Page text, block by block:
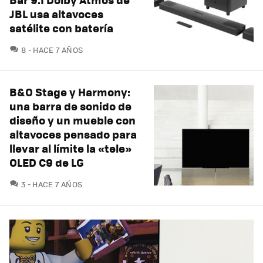
JBL usa altavoces
satélite con batería
8 COMENTARIOS
HACE 7 AÑOS
B&O Stage y Harmony:
una barra de sonido de
diseño y un mueble con
altavoces pensado para
llevar al límite la «tele»
OLED C9 de LG
3 COMENTARIOS
HACE 7 AÑOS